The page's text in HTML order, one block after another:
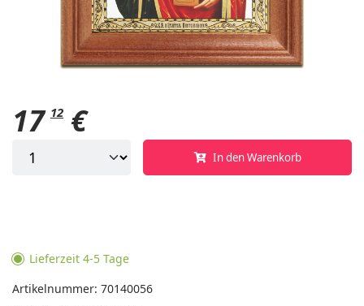
17 12 €
In den Warenkorb
Lieferzeit 4-5 Tage
Artikelnummer: 70140056